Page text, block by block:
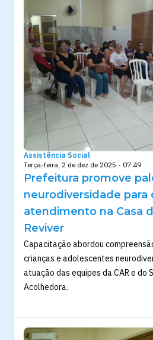
Assistência Social
Terça-feira, 2 de dez de 2025 - 07:49
Prefeitura promove
neurodiversidade para
atendimento na Casa
Reviver
Capacitação abordou
crianças e adolescentes
atuação das equipes da CAR e do
Acolhedora.